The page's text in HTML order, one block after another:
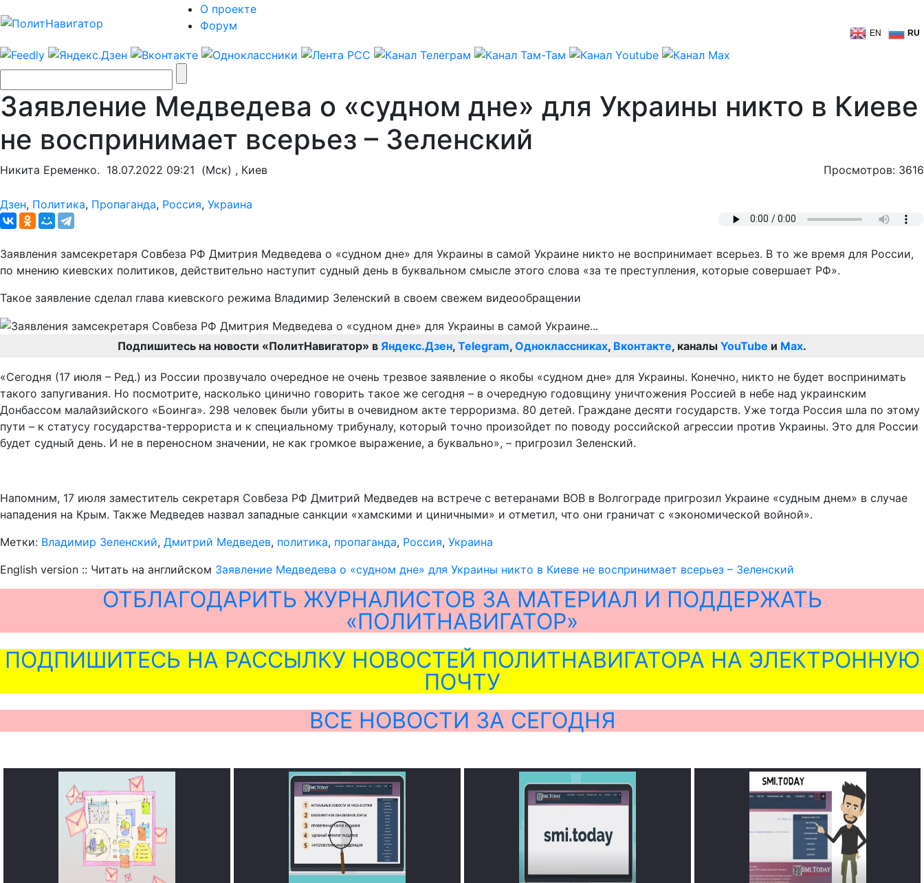
О проекте
Форум
EN RU
Заявление Медведева о «судном дне» для Украины никто в Киеве
не воспринимает всерьез – Зеленский
Никита Еременко. 18.07.2022 09:21 (Мск) , Киев Просмотров: 3616
Дзен, Политика, Пропаганда, Россия, Украина
Заявления замсекретаря Совбеза РФ Дмитрия Медведева о «судном дне» для Украины в самой Украине никто не воспринимает всерьез. В то же время для России,
по мнению киевских политиков, действительно наступит судный день в буквальном смысле этого слова «за те преступления, которые совершает РФ».
Такое заявление сделал глава киевского режима Владимир Зеленский в своем свежем видеообращении
Подпишитесь на новости «ПолитНавигатор» в Яндекс.Дзен, Telegram, Одноклассниках, Вконтакте, каналы YouTube и Max.
«Сегодня (17 июля – Ред.) из России прозвучало очередное не очень трезвое заявление о якобы «судном дне» для Украины. Конечно, никто не будет воспринимать
такого запугивания. Но посмотрите, насколько цинично говорить такое же сегодня – в очередную годовщину уничтожения Россией в небе над украинским
Донбассом малайзийского «Боинга». 298 человек были убиты в очевидном акте терроризма. 80 детей. Граждане десяти государств. Уже тогда Россия шла по этому
пути – к статусу государства-террориста и к специальному трибуналу, который точно произойдет по поводу российской агрессии против Украины. Это для России
будет судный день. И не в переносном значении, не как громкое выражение, а буквально», – пригрозил Зеленский.
Напомним, 17 июля заместитель секретаря Совбеза РФ Дмитрий Медведев на встрече с ветеранами ВОВ в Волгограде пригрозил Украине «судным днем» в случае
нападения на Крым. Также Медведев назвал западные санкции «хамскими и циничными» и отметил, что они граничат с «экономической войной».
Метки: Владимир Зеленский, Дмитрий Медведев, политика, пропаганда, Россия, Украина
English version :: Читать на английском Заявление Медведева о «судном дне» для Украины никто в Киеве не воспринимает всерьез – Зеленский
ОТБЛАГОДАРИТЬ ЖУРНАЛИСТОВ ЗА МАТЕРИАЛ И ПОДДЕРЖАТЬ
«ПОЛИТНАВИГАТОР»
ПОДПИШИТЕСЬ НА РАССЫЛКУ НОВОСТЕЙ ПОЛИТНАВИГАТОРА НА ЭЛЕКТРОННУЮ
ПОЧТУ
ВСЕ НОВОСТИ ЗА СЕГОДНЯ